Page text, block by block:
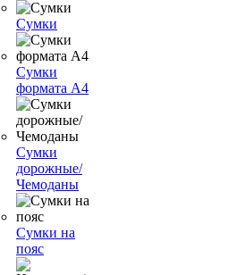
Сумки
Сумки
формата А4
Сумки
дорожные/
Чемоданы
Сумки на
пояс